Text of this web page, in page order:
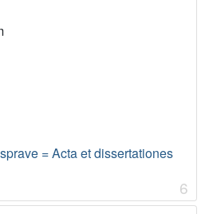
= Acta et dissertationes
6